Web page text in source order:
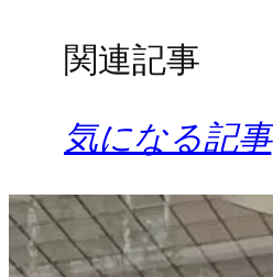
関連記事
気になる記事